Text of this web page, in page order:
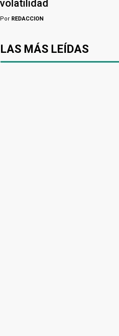
volatilidad
Por REDACCION
LAS MÁS LEÍDAS